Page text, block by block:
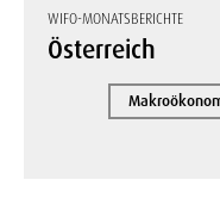
WIFO-MONATSBERICHTE
Österreich